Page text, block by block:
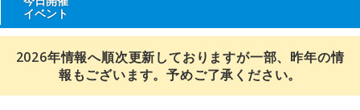
イベント
2026年情報へ順次更新しておりますが一部、昨年の情
報もございます。予めご了承ください。